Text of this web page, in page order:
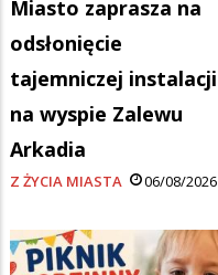
Miasto zaprasza na
odsłonięcie
tajemniczej instalacji
na wyspie Zalewu
Arkadia
Z ŻYCIA MIASTA 06/08/2026